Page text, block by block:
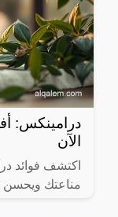
الآن
اكتشف فوائد
مناعتك ويحسن